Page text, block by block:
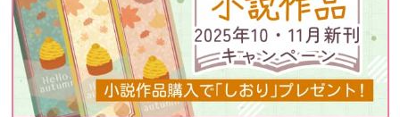
2/六億光年
街角ラボ
2,860円（税込）
呪術廻戦
五条悟×庵歌姫
逆行したら忙しすぎ
る！
ぱんだ缶
専売 1,257円（税込）
呪術廻戦
五条悟×虎杖悠仁
ベテルギウスの彼方よ
り
センチメンタル流星
群
1,572円（税込）
チ。-地球の運動について-